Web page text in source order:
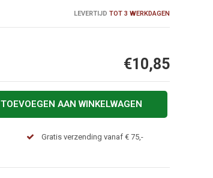
LEVERTIJD TOT 3 WERKDAGEN
€10,85
TOEVOEGEN AAN WINKELWAGEN
Gratis verzending vanaf € 75,-